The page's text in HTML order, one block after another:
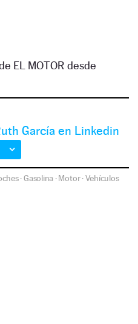
EL MOTOR desde
García en Linkedin
·Gasolina ·Motor·Vehículos